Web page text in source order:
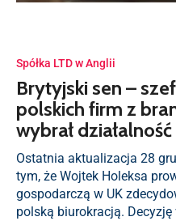
Spółka LTD w Anglii
Brytyjski sen –
polskich firm z
wybrał
Ostatnia aktualizacja 28
tym, że Wojtek Holeksa
gospodarczą w UK
polską biurokracją. Decyzję